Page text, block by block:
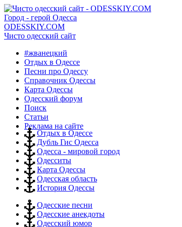
Город - герой Одесса
ODESSKIY.COM
Чисто одесский сайт
#жванецкий
Отдых в Одессе
Песни про Одессу
Справочник Одессы
Карта Одессы
Одесский форум
Поиск
Статьи
Реклама на сайте
Отдых в Одессе
Дубль Гис Одесса
Одесса - мировой город
Одесситы
Карта Одессы
Одесская область
История Одессы
Одесские песни
Одесские анекдоты
Одесский юмор